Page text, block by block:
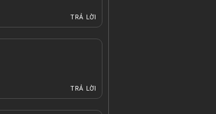
TRẢ LỜI
TRẢ LỜI